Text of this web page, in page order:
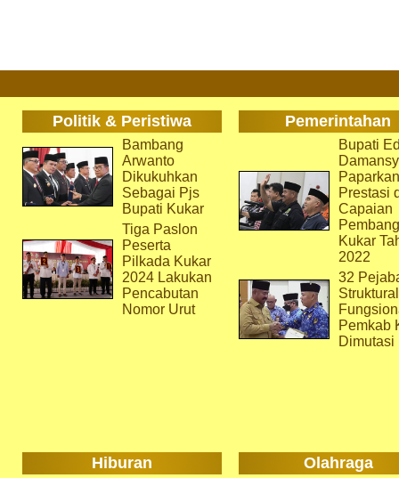
Politik & Peristiwa Pemerintahan
Bambang
Arwanto
Dikukuhkan
Sebagai Pjs
Bupati Kukar
Tiga Paslon
Peserta
Pilkada Kukar
2024 Lakukan
Pencabutan
Nomor Urut
Bupati
Paparkan
Prestasi
Capaian
Kukar
2022
32
Pemkab
Dimutasi
Hiburan Olahraga